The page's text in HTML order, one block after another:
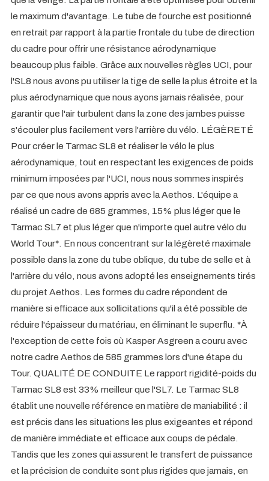
le maximum d'avantage. Le tube de fourche est positionné
en retrait par rapport à la partie frontale du tube de direction
du cadre pour offrir une résistance aérodynamique
beaucoup plus faible. Grâce aux nouvelles règles UCI, pour
l'SL8 nous avons pu utiliser la tige de selle la plus étroite et la
plus aérodynamique que nous ayons jamais réalisée, pour
garantir que l'air turbulent dans la zone des jambes puisse
s'écouler plus facilement vers l'arrière du vélo. LÉGÈRETÉ
Pour créer le Tarmac SL8 et réaliser le vélo le plus
aérodynamique, tout en respectant les exigences de poids
minimum imposées par l'UCI, nous nous sommes inspirés
par ce que nous avons appris avec la Aethos. L'équipe a
réalisé un cadre de 685 grammes, 15% plus léger que le
Tarmac SL7 et plus léger que n'importe quel autre vélo du
World Tour*. En nous concentrant sur la légèreté maximale
possible dans la zone du tube oblique, du tube de selle et à
l'arrière du vélo, nous avons adopté les enseignements tirés
du projet Aethos. Les formes du cadre répondent de
manière si efficace aux sollicitations qu'il a été possible de
réduire l'épaisseur du matériau, en éliminant le superflu. *À
l'exception de cette fois où Kasper Asgreen a couru avec
notre cadre Aethos de 585 grammes lors d'une étape du
Tour. QUALITÉ DE CONDUITE Le rapport rigidité-poids du
Tarmac SL8 est 33% meilleur que l'SL7. Le Tarmac SL8
établit une nouvelle référence en matière de maniabilité : il
est précis dans les situations les plus exigeantes et répond
de manière immédiate et efficace aux coups de pédale.
Tandis que les zones qui assurent le transfert de puissance
et la précision de conduite sont plus rigides que jamais, en